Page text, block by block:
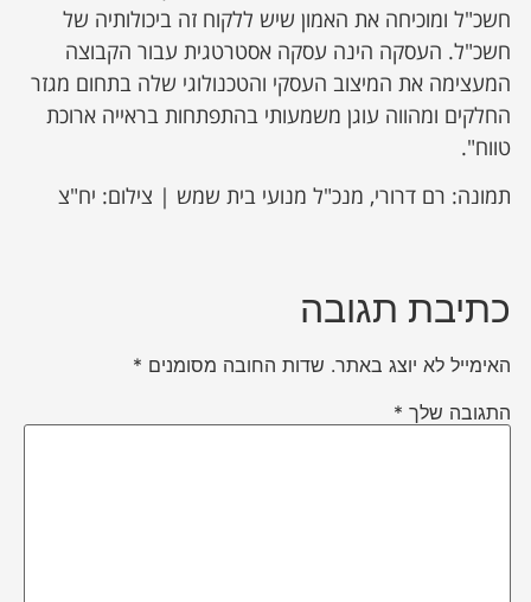
חשכ"ל ומוכיחה את האמון שיש ללקוח זה ביכולותיה של
חשכ"ל. העסקה הינה עסקה אסטרטגית עבור הקבוצה
המעצימה את המיצוב העסקי והטכנולוגי שלה בתחום מגזר
החלקים ומהווה עוגן משמעותי בהתפתחות בראייה ארוכת
טווח".
תמונה: רם דרורי, מנכ"ל מנועי בית שמש | צילום: יח"צ
כתיבת תגובה
האימייל לא יוצג באתר. שדות החובה מסומנים *
התגובה שלך *